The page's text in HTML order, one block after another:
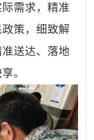
需求，精准
策，细致解
送达、落地
。